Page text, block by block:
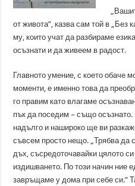
от живота”, казва сам той в „Без
му, които учат да разбираме
осъзнати и да живеем в радост.
Главното умение, с което обаче
моменти, е именно това да
го правим като влагаме
пък да поседим – също осъзнато.
надълго и нашироко ще ви
съвсем просто нещо. „Трябва да
дъх, съсредоточавайки цялото
издишването. По този начин ние
завръщаме у дома при себе си.”